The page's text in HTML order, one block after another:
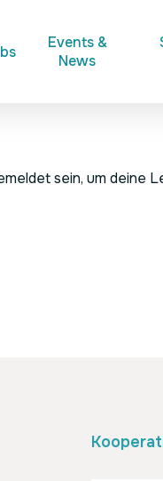
Events &
News
sein, um deine